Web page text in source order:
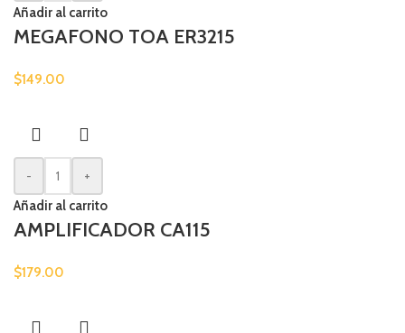
Añadir al carrito
MEGAFONO TOA ER3215
$149.00
-
+
Añadir al carrito
AMPLIFICADOR CA115
$179.00